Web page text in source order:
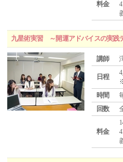
料金
九星術実習 ～開運アドバイスの実践
講師
日程
時間
回数
料金